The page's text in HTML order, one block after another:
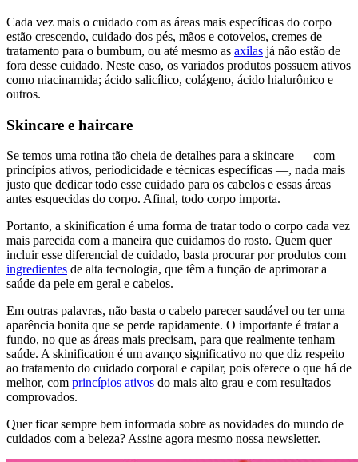
Cada vez mais o cuidado com as áreas mais específicas do corpo
estão crescendo, cuidado dos pés, mãos e cotovelos, cremes de
tratamento para o bumbum, ou até mesmo as axilas já não estão de
fora desse cuidado. Neste caso, os variados produtos possuem ativos
como niacinamida; ácido salicílico, colágeno, ácido hialurônico e
outros.
Skincare e haircare
Se temos uma rotina tão cheia de detalhes para a skincare — com
princípios ativos, periodicidade e técnicas específicas —, nada mais
justo que dedicar todo esse cuidado para os cabelos e essas áreas
antes esquecidas do corpo. Afinal, todo corpo importa.
Portanto, a skinification é uma forma de tratar todo o corpo cada vez
mais parecida com a maneira que cuidamos do rosto. Quem quer
incluir esse diferencial de cuidado, basta procurar por produtos com
ingredientes de alta tecnologia, que têm a função de aprimorar a
saúde da pele em geral e cabelos.
Em outras palavras, não basta o cabelo parecer saudável ou ter uma
aparência bonita que se perde rapidamente. O importante é tratar a
fundo, no que as áreas mais precisam, para que realmente tenham
saúde. A skinification é um avanço significativo no que diz respeito
ao tratamento do cuidado corporal e capilar, pois oferece o que há de
melhor, com princípios ativos do mais alto grau e com resultados
comprovados.
Quer ficar sempre bem informada sobre as novidades do mundo de
cuidados com a beleza? Assine agora mesmo nossa newsletter.